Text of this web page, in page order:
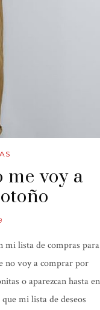
voy a
mi lista de compras para
no voy a comprar por
o aparezcan hasta en
mi lista de deseos